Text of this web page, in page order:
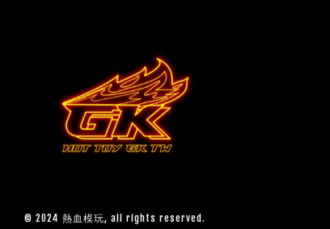
© 2024 熱血模玩, all rights reserved.